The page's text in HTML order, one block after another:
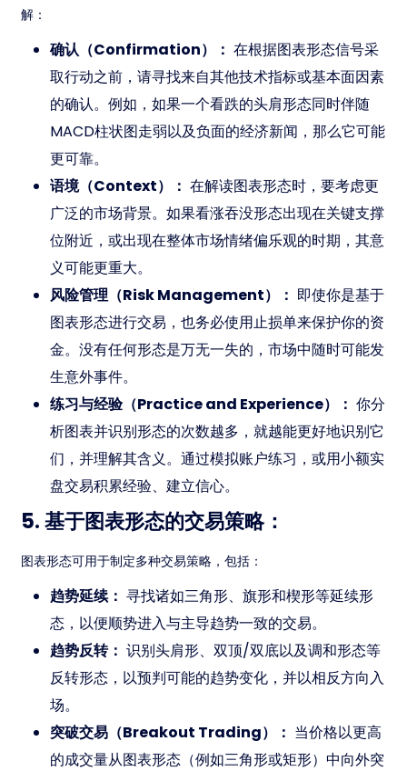
解：
确认（Confirmation）： 在根据图表形态信号采
取行动之前，请寻找来自其他技术指标或基本面因素
的确认。例如，如果一个看跌的头肩形态同时伴随
MACD柱状图走弱以及负面的经济新闻，那么它可能
更可靠。
语境（Context）： 在解读图表形态时，要考虑更
广泛的市场背景。如果看涨吞没形态出现在关键支撑
位附近，或出现在整体市场情绪偏乐观的时期，其意
义可能更重大。
风险管理（Risk Management）： 即使你是基于
图表形态进行交易，也务必使用止损单来保护你的资
金。没有任何形态是万无一失的，市场中随时可能发
生意外事件。
练习与经验（Practice and Experience）： 你分
析图表并识别形态的次数越多，就越能更好地识别它
们，并理解其含义。通过模拟账户练习，或用小额实
盘交易积累经验、建立信心。
5. 基于图表形态的交易策略：
图表形态可用于制定多种交易策略，包括：
趋势延续： 寻找诸如三角形、旗形和楔形等延续形
态，以便顺势进入与主导趋势一致的交易。
趋势反转： 识别头肩形、双顶/双底以及调和形态等
反转形态，以预判可能的趋势变化，并以相反方向入
场。
突破交易（Breakout Trading）： 当价格以更高
的成交量从图表形态（例如三角形或矩形）中向外突